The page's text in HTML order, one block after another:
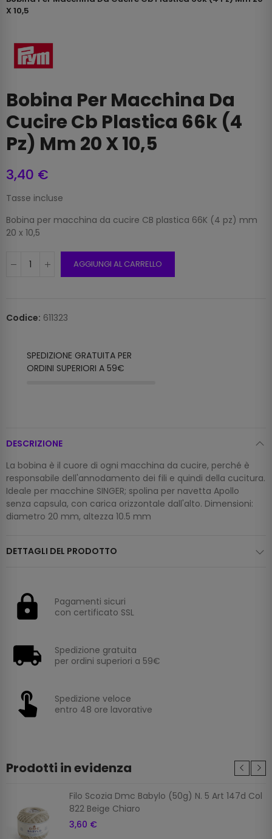
X 10,5
Bobina Per Macchina Da
Cucire Cb Plastica 66k (4
Pz) Mm 20 X 10,5
3,40 €
Tasse incluse
Bobina per macchina da cucire CB plastica 66K (4 pz) mm
20 x 10,5
AGGIUNGI AL CARRELLO
Codice: 611323
SPEDIZIONE GRATUITA PER
ORDINI SUPERIORI A 59€
DESCRIZIONE
La bobina è il cuore di ogni macchina da cucire, perché è
responsabile dell'annodamento dei fili e quindi della cucitura.
Ideale per macchine SINGER; spolina per navetta Apollo
senza capsula, con carica orizzontale dall'alto. Dimensioni:
diametro 20 mm, altezza 10.5 mm
DETTAGLI DEL PRODOTTO
Pagamenti sicuri
con certificato SSL
Spedizione gratuita
per ordini superiori a 59€
Spedizione veloce
entro 48 ore lavorative
Prodotti in evidenza
Filo Scozia Dmc Babylo (50g) N. 5 Art 147d Col
822 Beige Chiaro
3,60 €